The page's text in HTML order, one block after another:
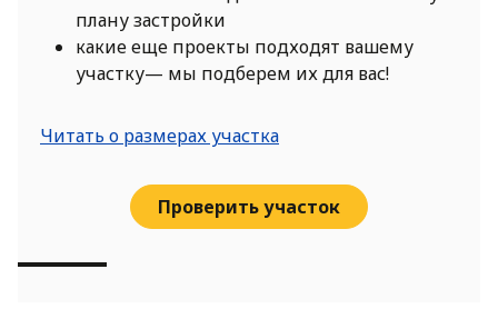
плану застройки
какие еще проекты подходят вашему
участку— мы подберем их для вас!
Читать о размерах участка
Проверить участок